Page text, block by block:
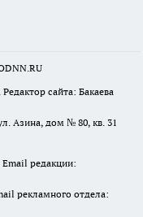
сайта: Бакаева
Азина, дом № 80, кв. 31
редакции:
рекламного отдела: